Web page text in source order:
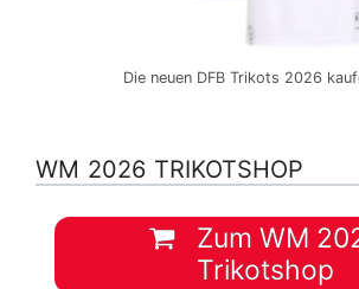
Die neuen DFB Trikots 2026
WM 2026 TRIKOTSHOP
Zum WM
Trikotshop